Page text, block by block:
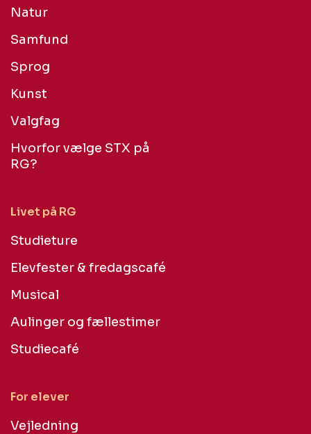
Natur
Samfund
Sprog
Kunst
Valgfag
Hvorfor vælge STX på
RG?
Livet på RG
Studieture
Elevfester & fredagscafé
Musical
Aulinger og fællestimer
Studiecafé
For elever
Vejledning